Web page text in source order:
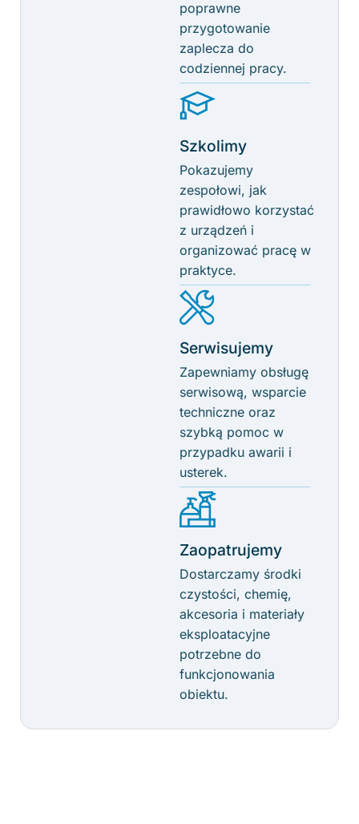
poprawne
przygotowanie
zaplecza do
codziennej pracy.
Szkolimy
Pokazujemy
zespołowi, jak
prawidłowo korzystać
z urządzeń i
organizować pracę w
praktyce.
Serwisujemy
Zapewniamy obsługę
serwisową, wsparcie
techniczne oraz
szybką pomoc w
przypadku awarii i
usterek.
Zaopatrujemy
Dostarczamy środki
czystości, chemię,
akcesoria i materiały
eksploatacyjne
potrzebne do
funkcjonowania
obiektu.